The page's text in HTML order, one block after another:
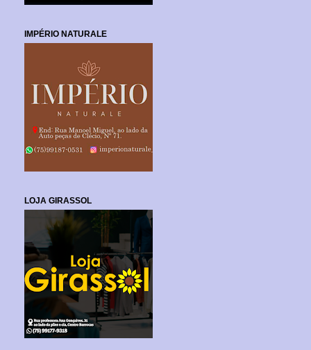
IMPÉRIO NATURALE
LOJA GIRASSOL